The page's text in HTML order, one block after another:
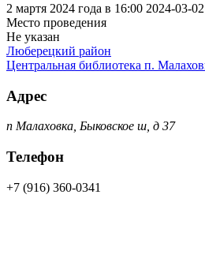
2 мартя 2024 года в 16:00 2024-03-02
Место проведения
Не указан
Люберецкий район
Центральная библиотека п.
Адрес
п Малаховка, Быковское ш, д 37
Телефон
+7 (916) 360-0341